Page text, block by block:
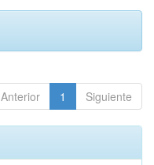
Anterior 1 Siguiente